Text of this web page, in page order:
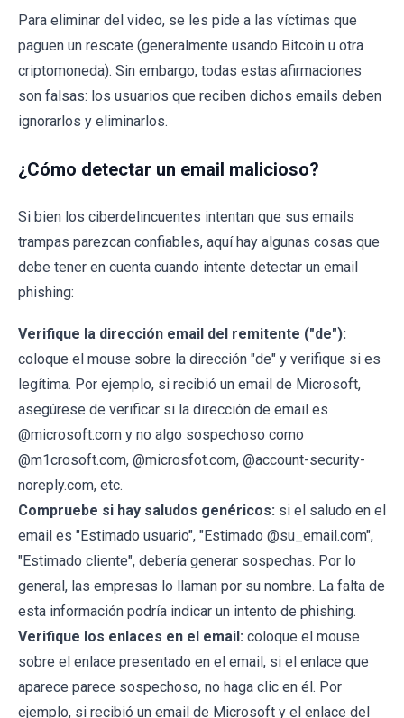
Para eliminar del video, se les pide a las víctimas que
paguen un rescate (generalmente usando Bitcoin u otra
criptomoneda). Sin embargo, todas estas afirmaciones
son falsas: los usuarios que reciben dichos emails deben
ignorarlos y eliminarlos.
¿Cómo detectar un email malicioso?
Si bien los ciberdelincuentes intentan que sus emails
trampas parezcan confiables, aquí hay algunas cosas que
debe tener en cuenta cuando intente detectar un email
phishing:
Verifique la dirección email del remitente ("de"):
coloque el mouse sobre la dirección "de" y verifique si es
legítima. Por ejemplo, si recibió un email de Microsoft,
asegúrese de verificar si la dirección de email es
@microsoft.com y no algo sospechoso como
@m1crosoft.com, @microsfot.com, @account-security-
noreply.com, etc.
Compruebe si hay saludos genéricos: si el saludo en el
email es "Estimado usuario", "Estimado @su_email.com",
"Estimado cliente", debería generar sospechas. Por lo
general, las empresas lo llaman por su nombre. La falta de
esta información podría indicar un intento de phishing.
Verifique los enlaces en el email: coloque el mouse
sobre el enlace presentado en el email, si el enlace que
aparece parece sospechoso, no haga clic en él. Por
ejemplo, si recibió un email de Microsoft y el enlace del